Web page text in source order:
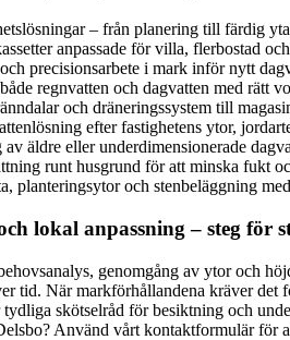
– från planering till färdig
anpassade för villa, flerbostad
precisionsarbete i mark inför nytt
regnvatten och dagvatten med rätt
och dräneringssystem till
efter fastighetens ytor,
äldre eller underdimensionerade
runt husgrund för att minska fukt
planteringsytor och stenbeläggning
lokal anpassning – steg för
genomgång av ytor och
tid. När markförhållandena kräver
skötselråd för besiktning och
Använd vårt kontaktformulär